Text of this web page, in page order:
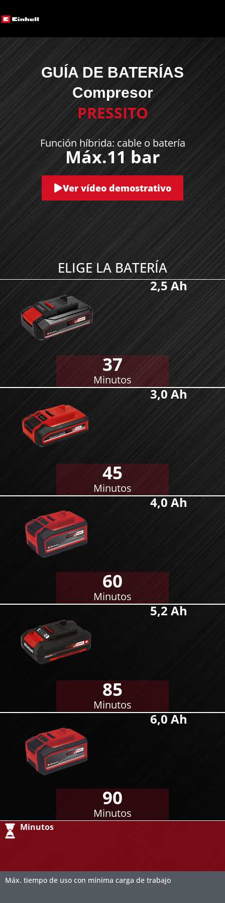
GUÍA DE BATERÍAS
Compresor
PRESSITO
Función híbrida: cable o batería
Máx.11 bar
Ver vídeo demostrativo
ELIGE LA BATERÍA
2,5 Ah
37
Minutos
3,0 Ah
45
Minutos
4,0 Ah
60
Minutos
5,2 Ah
85
Minutos
6,0 Ah
90
Minutos
Máx. tiempo de uso con mínima carga de trabajo
Minutos